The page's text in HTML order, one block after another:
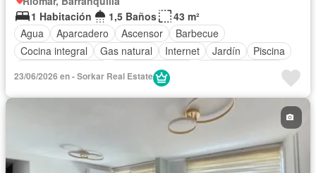
1 Habitación
1,5 Baños
43 m²
Agua
Aparcadero Ascensor
Barbecue
Cocina integral
Gas natural Internet Jardín
Piscina
Tanque de agua
23/06/2026 en - Sorkar Real Estate